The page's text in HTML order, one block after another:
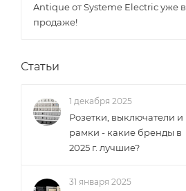
Antique от Systeme Electric уже в
продаже!
Статьи
1 декабря 2025
Розетки, выключатели и
рамки - какие бренды в
2025 г. лучшие?
31 января 2025